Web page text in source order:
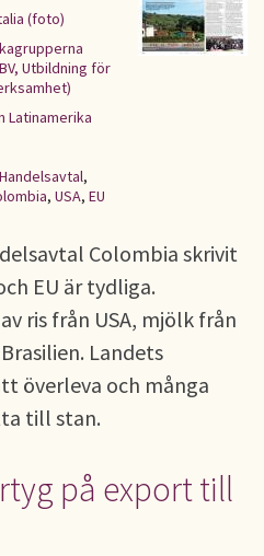
(foto)
Utbildning för
Latinamerika
Handelsavtal,
, USA, EU
Colombia skrivit
EU är tydliga.
ris från USA, mjölk från
Landets
överleva och många
till stan.
på export till